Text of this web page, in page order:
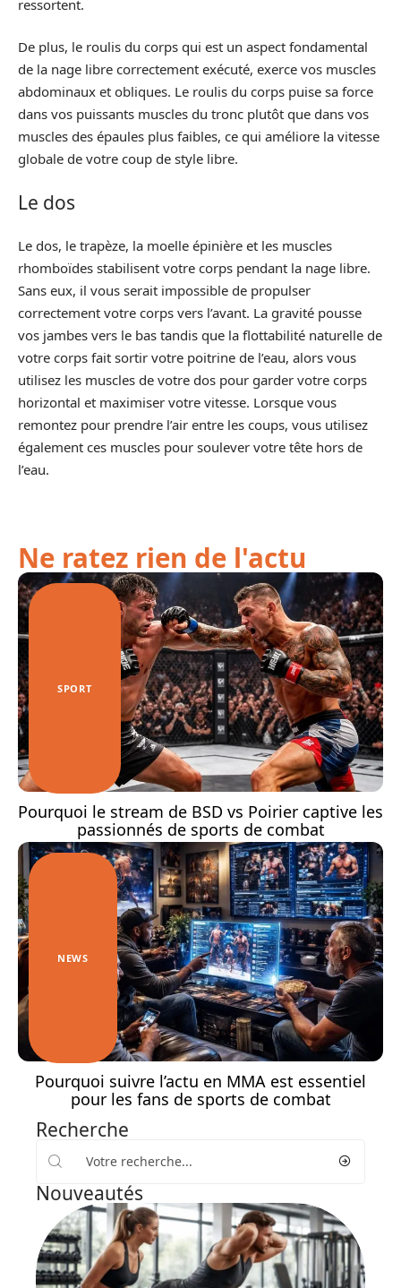
ressortent.
De plus, le roulis du corps qui est un aspect fondamental
de la nage libre correctement exécuté, exerce vos muscles
abdominaux et obliques. Le roulis du corps puise sa force
dans vos puissants muscles du tronc plutôt que dans vos
muscles des épaules plus faibles, ce qui améliore la vitesse
globale de votre coup de style libre.
Le dos
Le dos, le trapèze, la moelle épinière et les muscles
rhomboïdes stabilisent votre corps pendant la nage libre.
Sans eux, il vous serait impossible de propulser
correctement votre corps vers l’avant. La gravité pousse
vos jambes vers le bas tandis que la flottabilité naturelle de
votre corps fait sortir votre poitrine de l’eau, alors vous
utilisez les muscles de votre dos pour garder votre corps
horizontal et maximiser votre vitesse. Lorsque vous
remontez pour prendre l’air entre les coups, vous utilisez
également ces muscles pour soulever votre tête hors de
l’eau.
Ne ratez rien de l'actu
SPORT
Pourquoi le stream de BSD vs Poirier captive les
passionnés de sports de combat
NEWS
Pourquoi suivre l’actu en MMA est essentiel
pour les fans de sports de combat
Recherche
Nouveautés